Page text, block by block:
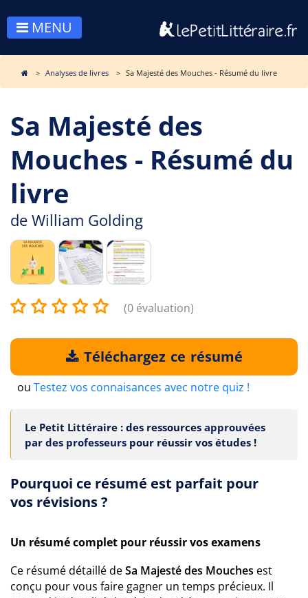
MENU
Analyses de livres Sa Majesté des Mouches - Résumé du livre
Sa Majesté des
Mouches - Résumé du
livre
de William Golding
(0 évaluation)
Téléchargez ce résumé
ou Testez vos connaisances avec notre quiz !
Le Petit Littéraire : des ressources approuvées
par des professeurs pour réussir vos études !
Pourquoi ce résumé est parfait pour
vos révisions ?
Un résumé complet pour réussir vos examens
Ce résumé détaillé deSa Majesté des Mouches est
conçu pour vous faire gagner un temps précieux. Il